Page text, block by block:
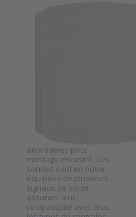
abordables pour
montage encastré. Ces
sondes sont en outre
équipées de plusieurs
signaux de sortie
assurant leur
compatibilité avec tous
Press ENTER
for more
options to
Sonde de
température
murale
Dwyer série
TE-E